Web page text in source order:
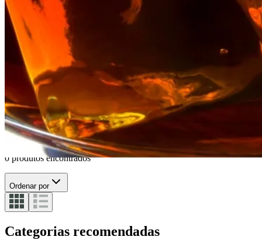
Short drink
Ver tudoShort drinkLong drink
0 produtos encontrados
Ordenar por
Categorias recomendadas